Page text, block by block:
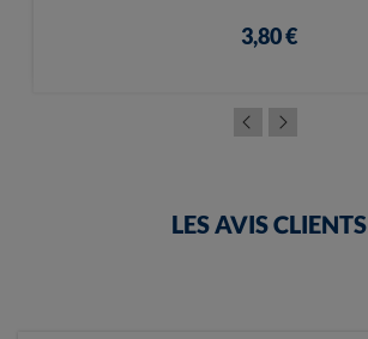
3,80 €
LES AVIS CLIENTS